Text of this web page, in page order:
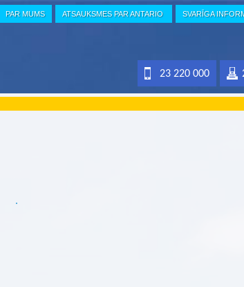
PAR MUMS ATSAUKSMES PAR ANTARIO SVARĪGA
23 220 000